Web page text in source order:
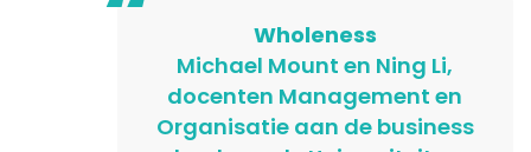
Wholeness
Michael Mount en Ning Li,
docenten Management en
Organisatie aan de business